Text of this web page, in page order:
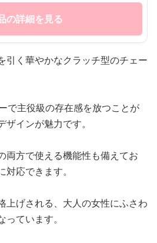
の詳細を見る
引く華やかなクラッチ型のチェー
で主役級の存在感を放つことが
インが魅力です。
両方で使える機能性も備えてお
応できます。
上げされる、大人の女性にふさわ
ています。